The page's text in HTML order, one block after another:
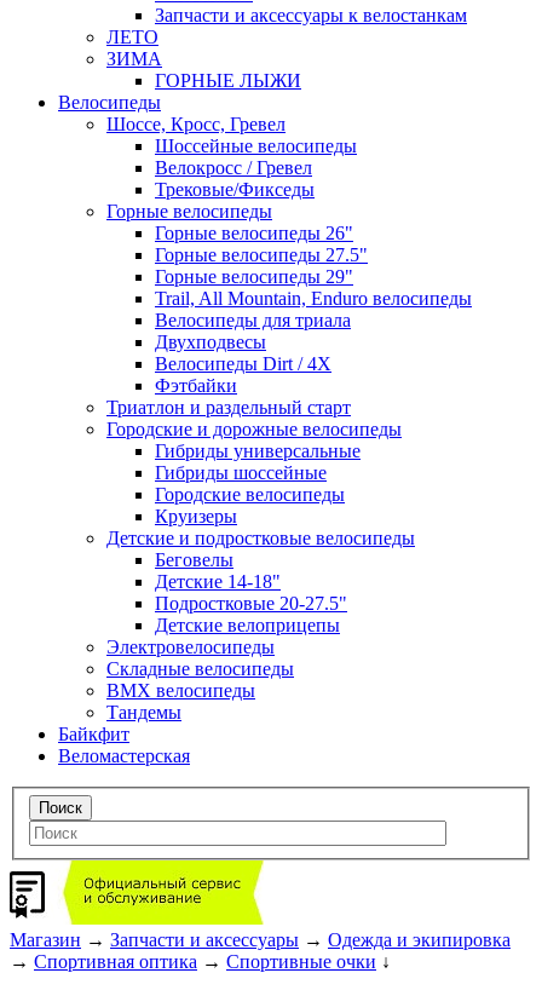
Запчасти и аксессуары к велостанкам
ЛЕТО
ЗИМА
ГОРНЫЕ ЛЫЖИ
Велосипеды
Шоссе, Кросс, Гревел
Шоссейные велосипеды
Велокросс / Гревел
Трековые/Фикседы
Горные велосипеды
Горные велосипеды 26"
Горные велосипеды 27.5"
Горные велосипеды 29"
Trail, All Mountain, Enduro велосипеды
Велосипеды для триала
Двухподвесы
Велосипеды Dirt / 4X
Фэтбайки
Триатлон и раздельный старт
Городские и дорожные велосипеды
Гибриды универсальные
Гибриды шоссейные
Городские велосипеды
Круизеры
Детские и подростковые велосипеды
Беговелы
Детские 14-18"
Подростковые 20-27.5"
Детские велоприцепы
Электровелосипеды
Складные велосипеды
BMX велосипеды
Тандемы
Байкфит
Веломастерская
Магазин → Запчасти и аксессуары → Одежда и экипировка
→ Спортивная оптика → Спортивные очки ↓